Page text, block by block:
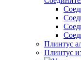
Плинтус
Плинтус